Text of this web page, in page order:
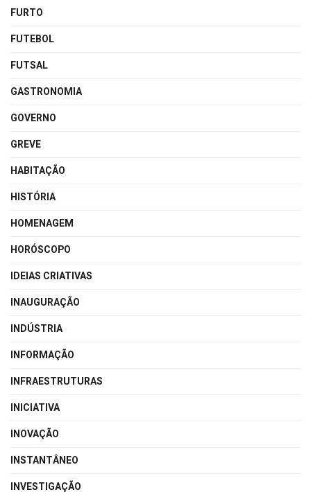
FURTO
FUTEBOL
FUTSAL
GASTRONOMIA
GOVERNO
GREVE
HABITAÇÃO
HISTÓRIA
HOMENAGEM
HORÓSCOPO
IDEIAS CRIATIVAS
INAUGURAÇÃO
INDÚSTRIA
INFORMAÇÃO
INFRAESTRUTURAS
INICIATIVA
INOVAÇÃO
INSTANTÂNEO
INVESTIGAÇÃO